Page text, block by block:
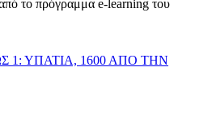
το πρόγραμμα e-learning του
1: ΥΠΑΤΙΑ, 1600 ΑΠΟ ΤΗΝ